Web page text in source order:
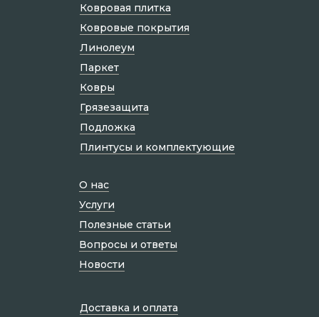
О нас
Услуги
Полезные статьи
Вопросы и ответы
Новости
Доставка и оплата
Ковровая плитка
Ковровые покрытия
Линолеум
Паркет
Ковры
Грязезащита
Подложка
Плинтусы и комплектующие